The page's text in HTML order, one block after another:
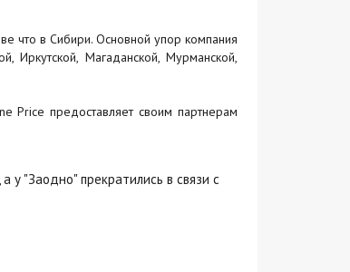
что в Сибири. Основной упор компания
Иркутской, Магаданской, Мурманской,
Price предоставляет своим партнерам
"Заодно" прекратились в связи с